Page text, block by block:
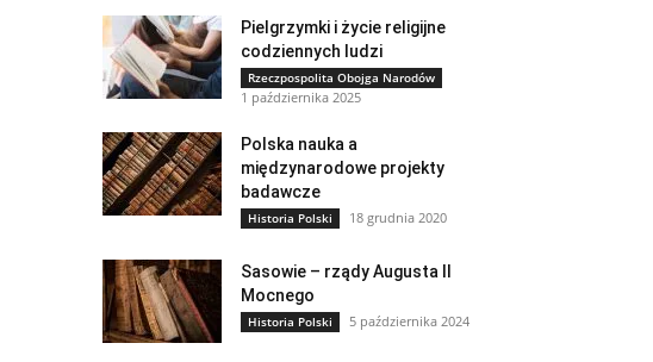
Pielgrzymki i życie religijne
codziennych ludzi
Rzeczpospolita Obojga Narodów
1 października 2025
Polska nauka a
międzynarodowe projekty
badawcze
Historia Polski 18 grudnia 2020
Sasowie – rządy Augusta II
Mocnego
Historia Polski 5 października 2024